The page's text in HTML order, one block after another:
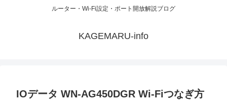
ルーター・Wi-Fi設定・ポート開放解説ブログ
KAGEMARU-info
IOデータ WN-AG450DGR Wi-Fiつなぎ方